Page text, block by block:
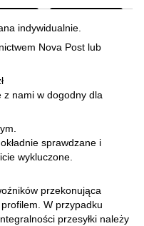
indywidualnie.
Nova Post lub
z nami w dogodny dla
sprawdzane i
wykluczone.
przekonująca
W przypadku
przesyłki należy